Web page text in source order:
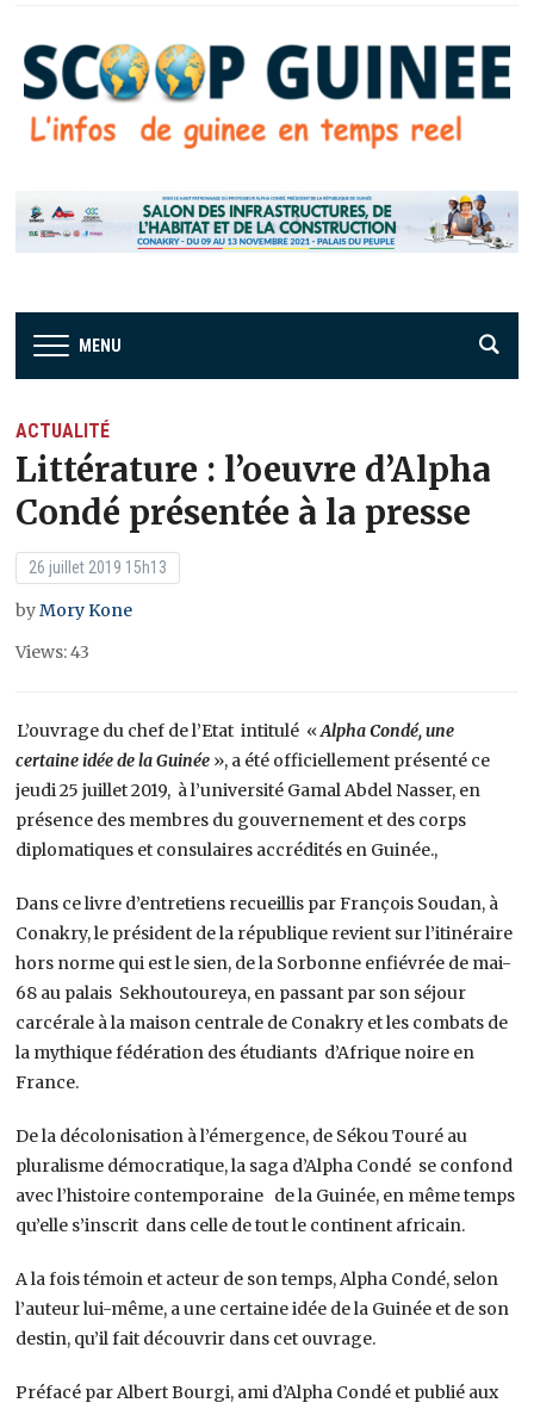
MENU
ACTUALITÉ
Littérature : l’oeuvre d’Alpha
Condé présentée à la presse
26 juillet 2019 15h13
byMory Kone
Views: 43
L’ouvrage du chef de l’Etat intitulé «Alpha Condé, une
certaine idée de la Guinée », a été officiellement présenté ce
jeudi 25 juillet 2019, à l’université Gamal Abdel Nasser, en
présence des membres du gouvernement et des corps
diplomatiques et consulaires accrédités en Guinée.,
Dans ce livre d’entretiens recueillis par François Soudan, à
Conakry, le président de la république revient sur l’itinéraire
hors norme qui est le sien, de la Sorbonne enfiévrée de mai-
68 au palais Sekhoutoureya, en passant par son séjour
carcérale à la maison centrale de Conakry et les combats de
la mythique fédération des étudiants d’Afrique noire en
France.
De la décolonisation à l’émergence, de Sékou Touré au
pluralisme démocratique, la saga d’Alpha Condé se confond
avec l’histoire contemporaine de la Guinée, en même temps
qu’elle s’inscrit dans celle de tout le continent africain.
A la fois témoin et acteur de son temps, Alpha Condé, selon
l’auteur lui-même, a une certaine idée de la Guinée et de son
destin, qu’il fait découvrir dans cet ouvrage.
Préfacé par Albert Bourgi, ami d’Alpha Condé et publié aux